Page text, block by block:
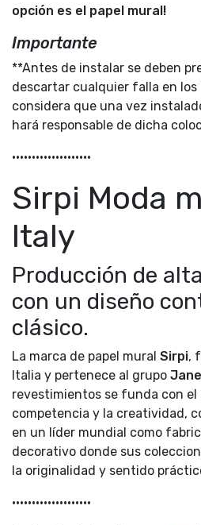
opción es el papel mural!
Importante
**Antes de instalar se deben
descartar cualquier falla en los
considera que una vez
hará responsable de dicha
••••••••••••••••••••
Sirpi Moda
Italy
Producción de
con un diseño
clásico.
La marca de papel mural Sirpi,
Italia y pertenece al grupo
revestimientos se funda con el
competencia y la creatividad,
en un líder mundial como
decorativo donde sus
la originalidad y sentido
••••••••••••••••••••